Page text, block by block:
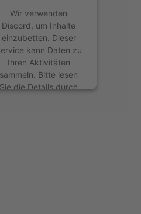
Wir verwenden
Discord, um Inhalte
einzubetten. Dieser
kann Daten zu
Ihren Aktivitäten
sammeln. Bitte lesen
Sie die Details durch